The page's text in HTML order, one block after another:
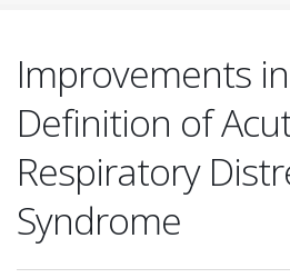
Improvements
Definition of
Respiratory
Syndrome